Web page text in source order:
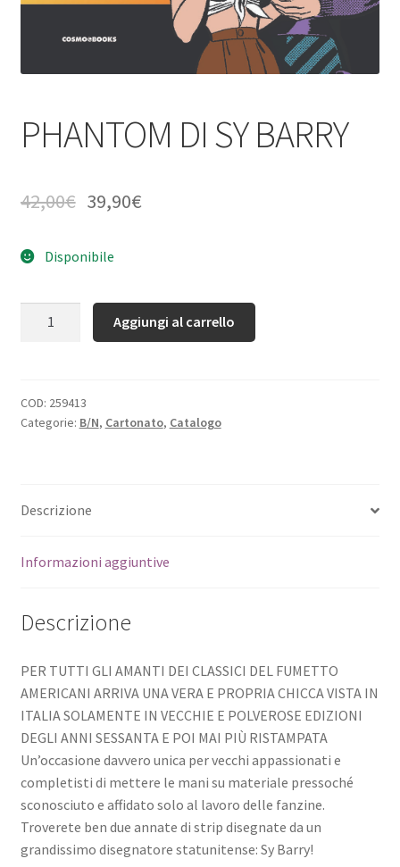
PHANTOM DI SY BARRY
42,00€ 39,90€
Disponibile
Aggiungi al carrello
COD: 259413
Categorie: B/N, Cartonato, Catalogo
Descrizione
Informazioni aggiuntive
Descrizione
PER TUTTI GLI AMANTI DEI CLASSICI DEL FUMETTO
AMERICANI ARRIVA UNA VERA E PROPRIA CHICCA VISTA IN
ITALIA SOLAMENTE IN VECCHIE E POLVEROSE EDIZIONI
DEGLI ANNI SESSANTA E POI MAI PIÙ RISTAMPATA
Un’occasione davvero unica per vecchi appassionati e
completisti di mettere le mani su materiale pressoché
sconosciuto e affidato solo al lavoro delle fanzine.
Troverete ben due annate di strip disegnate da un
grandissimo disegnatore statunitense: Sy Barry!